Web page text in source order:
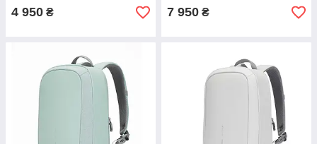
4 950 ₴ 7 950 ₴